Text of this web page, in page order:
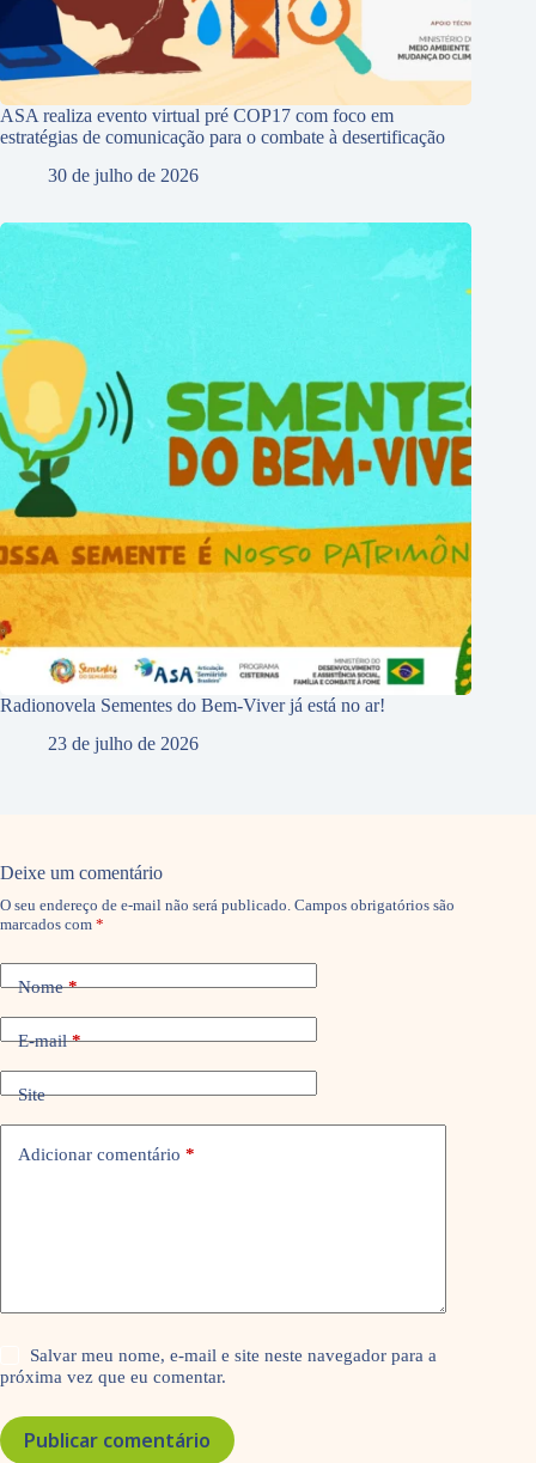
ASA realiza evento virtual pré COP17 com foco em
estratégias de comunicação para o combate à desertificação
30 de julho de 2026
Radionovela Sementes do Bem-Viver já está no ar!
23 de julho de 2026
Deixe um comentário
O seu endereço de e-mail não será publicado. Campos obrigatórios são
marcados com *
Nome*
E-mail*
Site
Adicionar comentário *
Salvar meu nome, e-mail e site neste navegador para a
próxima vez que eu comentar.
Publicar comentário